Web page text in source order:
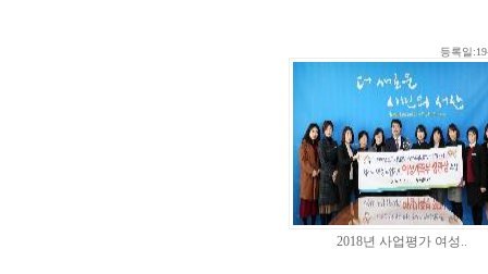
등록일
2018년 사업평가 여성..